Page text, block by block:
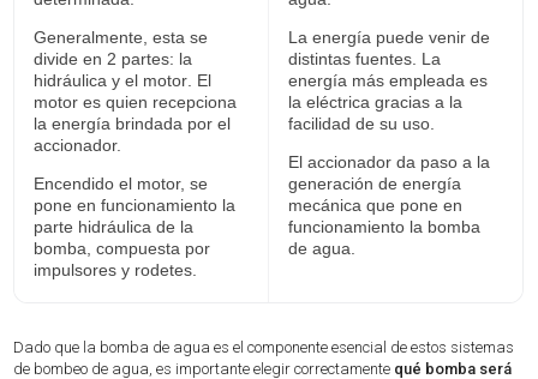
Generalmente, esta se
divide en 2 partes: la
hidráulica y el motor . El
motor es quien recepciona
la energía brindada por el
accionador.
Encendido el motor, se
pone en funcionamiento la
parte hidráulica de la
bomba, compuesta por
impulsores y rodetes.
La energía puede venir de
distintas fuentes. La
energía más empleada es
la eléctrica gracias a la
facilidad de su uso.
El accionador da paso a la
generación de energía
mecánica que pone en
funcionamiento la bomba
de agua.
Dado que la bomba de agua es el componente esencial de estos sistemas
de bombeo de agua, es importante elegir correctamente qué bomba será